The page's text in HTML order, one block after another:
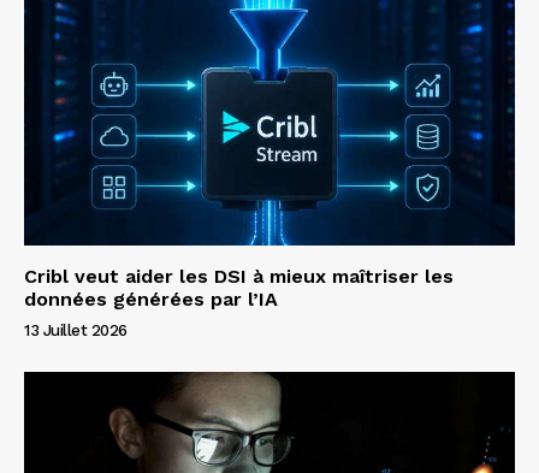
Cribl veut aider les DSI à mieux maîtriser les
données générées par l’IA
13 Juillet 2026